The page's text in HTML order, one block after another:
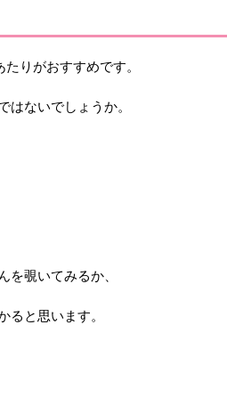
たりがおすすめです。
はないでしょうか。
を覗いてみるか、
ると思います。